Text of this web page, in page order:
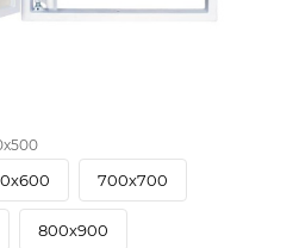
700х700
800х900